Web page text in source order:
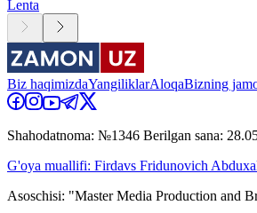
Lenta
Biz haqimizdaYangiliklarAloqaBizning
Shahodatnoma: №1346 Berilgan sana:
G'oya muallifi: Firdavs Fridunovich
Asoschisi: "Master Media Production and